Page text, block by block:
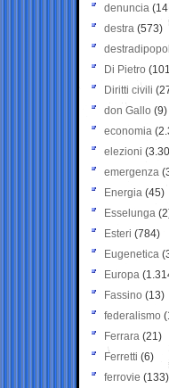
denuncia
destra (573)
Di Pietro
Diritti civili
don Gallo (9)
economia
elezioni
emergenza
Energia (45)
Esselunga
Esteri (784)
Eugenetica
Europa
Fassino (13)
federalismo
Ferrara (21)
Ferretti (6)
ferrovie (133)